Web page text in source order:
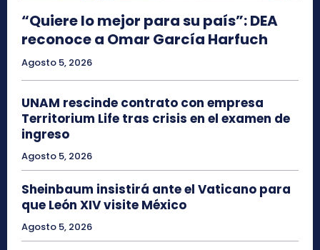
“Quiere lo mejor para su país”: DEA
reconoce a Omar García Harfuch
Agosto 5, 2026
UNAM rescinde contrato con empresa
Territorium Life tras crisis en el examen de
ingreso
Agosto 5, 2026
Sheinbaum insistirá ante el Vaticano para
que León XIV visite México
Agosto 5, 2026